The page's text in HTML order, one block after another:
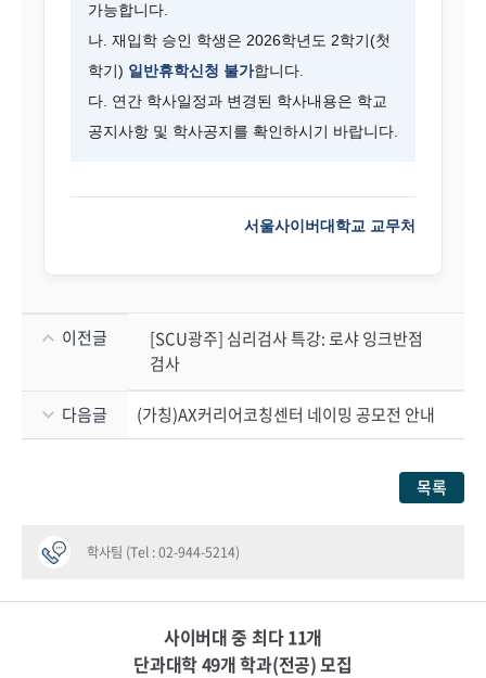
가능합니다.
나. 재입학 승인 학생은 2026학년도 2학기(첫
학기) 일반휴학신청 불가합니다.
다. 연간 학사일정과 변경된 학사내용은 학교
공지사항 및 학사공지를 확인하시기 바랍니다.
서울사이버대학교 교무처
이전글
[SCU광주] 심리검사 특강: 로샤 잉크반점
검사
다음글 (가칭)AX커리어코칭센터 네이밍 공모전 안내
목록
학사팀 (Tel : 02-944-5214)
사이버대 중 최다 11개
단과대학 49개 학과(전공) 모집